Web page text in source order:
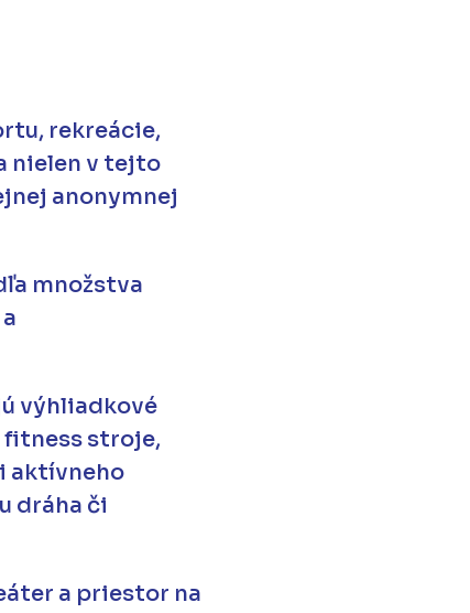
rekreácie,
nielen v tejto
anonymnej
množstva
výhliadkové
fitness stroje,
aktívneho
dráha či
a priestor na